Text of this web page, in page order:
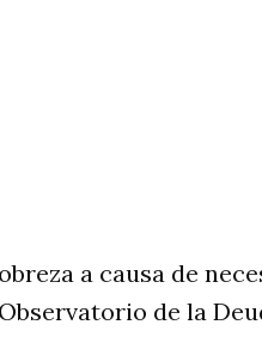
a causa de
de la